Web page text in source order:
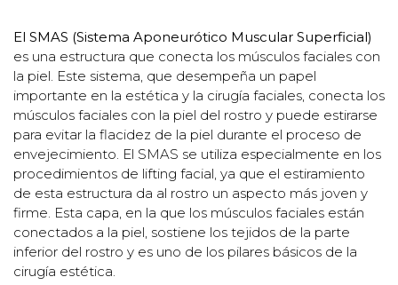
El SMAS (Sistema Aponeurótico Muscular Superficial)
es una estructura que conecta los músculos faciales con
la piel. Este sistema, que desempeña un papel
importante en la estética y la cirugía faciales, conecta los
músculos faciales con la piel del rostro y puede estirarse
para evitar la flacidez de la piel durante el proceso de
envejecimiento. El SMAS se utiliza especialmente en los
procedimientos de lifting facial, ya que el estiramiento
de esta estructura da al rostro un aspecto más joven y
firme. Esta capa, en la que los músculos faciales están
conectados a la piel, sostiene los tejidos de la parte
inferior del rostro y es uno de los pilares básicos de la
cirugía estética.